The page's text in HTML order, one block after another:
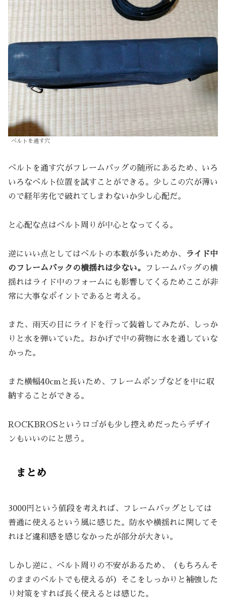
ベルトを通す穴
ベルトを通す穴がフレームバッグの随所にあるため、いろ
いろなベルト位置を試すことができる。少しこの穴が薄い
ので経年劣化で破れてしまわないか少し心配だ。
と心配な点はベルト周りが中心となってくる。
逆にいい点としてはベルトの本数が多いためか、
ライド中
のフレームバックの横揺れは少ない。
フレームバッグの横
揺れはライド中のフォームにも影響してくるためここが非
常に大事なポイントであると考える。
また、雨天の日にライドを行って装着してみたが、しっか
りと水を弾いていた。おかげで中の荷物に水を通していな
かった。
また横幅40cmと長いため、フレームポンプなどを中に収
納することができる。
ROCKBROSというロゴがも少し控えめだったらデザイ
ンもいいのにと思う。
まとめ
3000円という値段を考えれば、フレームバッグとしては
普通に使えるという風に感じた。防水や横揺れに関してそ
れほど違和感を感じなかったが部分が大きい。
しかし逆に、ベルト周りの不安があるため、（もちろんそ
のままのベルトでも使えるが）そこをしっかりと補強した
り対策をすれば長く使えるとは感じた。